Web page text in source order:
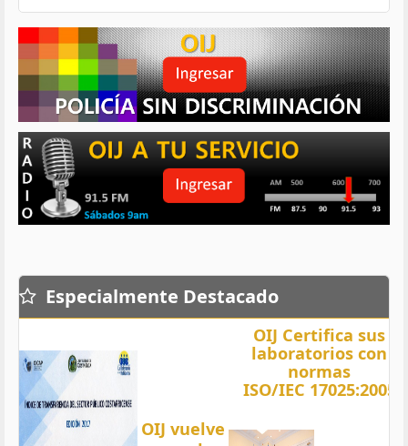
Especialmente Destacado
OIJ vuelve
OIJ Certifica sus
laboratorios con
normas
ISO/IEC 17025:2005